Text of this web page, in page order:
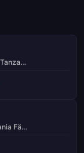
Polisi Tanzania
Tanzania Fängelse